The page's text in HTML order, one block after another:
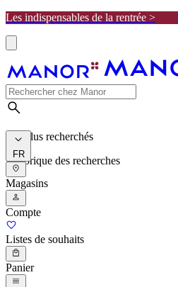
Les indispensables de la rentrée >
Les plus recherchés
Historique des recherches
FR
Magasins
Compte
Listes de souhaits
Panier